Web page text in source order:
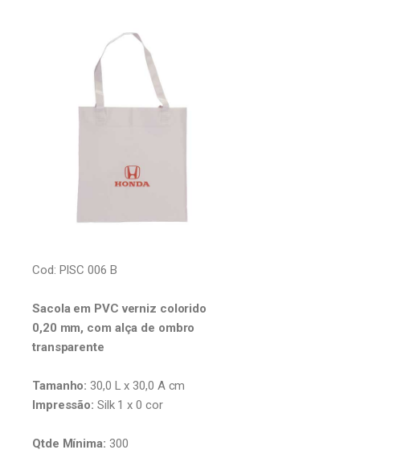
Cod: PISC 006 B
Sacola em PVC verniz colorido
0,20 mm, com alça de ombro
transparente
Tamanho: 30,0 L x 30,0 A cm
Impressão: Silk 1 x 0 cor
Qtde Mínima: 300